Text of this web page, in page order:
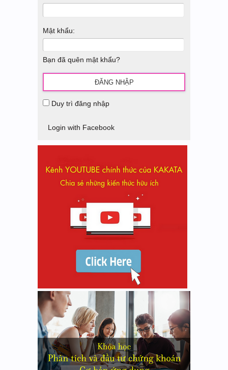
Mật khẩu:
Bạn đã quên mật khẩu?
Duy trì đăng nhập
Login with Facebook